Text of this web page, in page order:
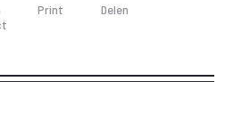
Print Delen